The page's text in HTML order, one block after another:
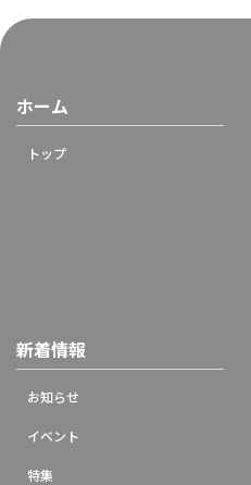
ホーム
トップ
新着情報
お知らせ
イベント
特集